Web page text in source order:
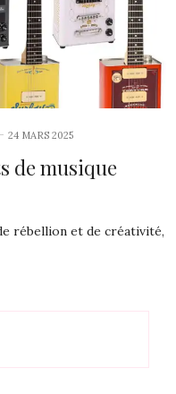
24 MARS 2025
de musique
rébellion et de créativité,